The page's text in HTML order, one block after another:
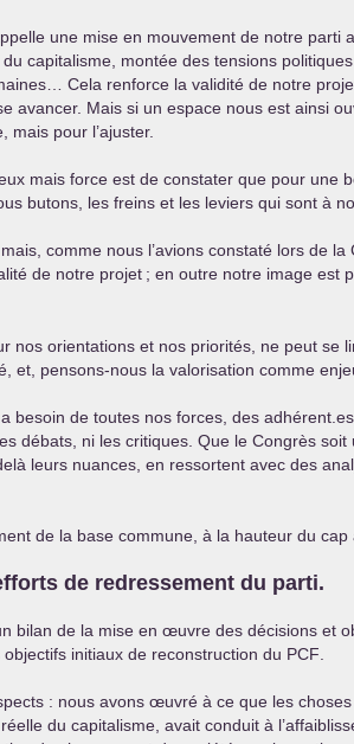
une mise en mouvement de notre parti
capitalisme, montée des tensions
Cela renforce la validité de notre
avancer. Mais si un espace nous est ainsi
pour l’ajuster.
mais force est de constater que pour une
butons, les freins et les leviers qui sont à
comme nous l’avions constaté lors de
de notre projet ; en outre notre image est
orientations et nos priorités, ne peut se
pensons-nous la valorisation comme
besoin de toutes nos forces, des
débats, ni les critiques. Que le Congrès
leurs nuances, en ressortent avec des
de la base commune, à la hauteur du
de redressement du parti.
bilan de la mise en œuvre des décisions et
initiaux de reconstruction du PCF
: nous avons œuvré à ce que les
du capitalisme, avait conduit à